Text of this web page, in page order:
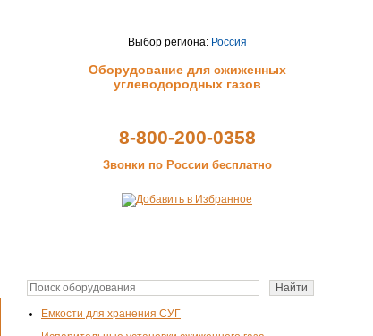
Выбор региона: Россия
Оборудование для сжиженных
углеводородных газов
8-800-200-0358
Звонки по России бесплатно
Емкости для хранения СУГ